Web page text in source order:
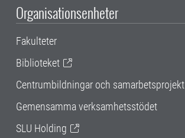
Organisationsenheter
Fakulteter
Biblioteket
Centrumbildningar och samarbetsprojekt
Gemensamma verksamhetsstödet
SLU Holding